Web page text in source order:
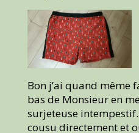
Bon j’ai quand même
bas de Monsieur en
surjeteuse intempestif.
cousu directement et